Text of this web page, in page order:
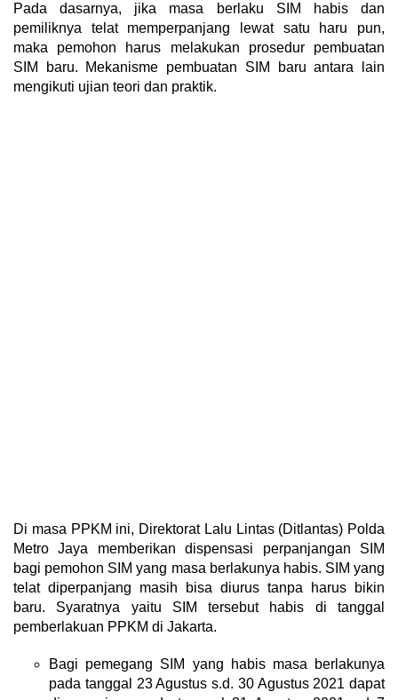
Pada dasarnya, jika masa berlaku SIM habis dan
pemiliknya telat memperpanjang lewat satu haru pun,
maka pemohon harus melakukan prosedur pembuatan
SIM baru. Mekanisme pembuatan SIM baru antara lain
mengikuti ujian teori dan praktik.
Di masa PPKM ini, Direktorat Lalu Lintas (Ditlantas) Polda
Metro Jaya memberikan dispensasi perpanjangan SIM
bagi pemohon SIM yang masa berlakunya habis. SIM yang
telat diperpanjang masih bisa diurus tanpa harus bikin
baru. Syaratnya yaitu SIM tersebut habis di tanggal
pemberlakuan PPKM di Jakarta.
Bagi pemegang SIM yang habis masa berlakunya
pada tanggal 23 Agustus s.d. 30 Agustus 2021 dapat